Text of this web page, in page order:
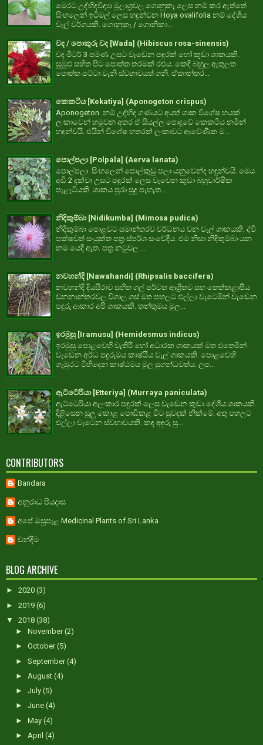
මෙරට උද්භිදවිද්‍යා මූලාශ්‍රවල ගොනුකෑ ලෙස නම් කර ඇත්තේ
සිංහලෙන් ඉටිමල් ලෙස හඳුන්වන Hoya ovalifolia නම් දේශීය
වැල් වර්ගයකි. ගොනුකෑ / ගොනිකා...
වද / පොකුරු වද [Wada] (Hibiscus rosa-sinensis)
වද මීටර් 3 පමණ උසට වැඩෙන පඳුරක් හෝ කුඩා ශාකයකි.
සුඹුළු සහිත පිට පොත්ත තරමක් රළුය. කෙඳි බහුල ඇතුලත
පොත්ත පට්ටා වැනි ස්වභාවයත් ගනී. ඒකාන්තර...
කෙකටිය [Kekatiya] (Aponogeton crispus)
Aponogeton නම් උද්භිද ගණයට අයත් ශාක විශේෂ හයක්
ලංකාවෙන් හමුවන අතර ඒ සියල්ල පොදුවේ කෙකටිය නමින්
හඳුන්වයි. එයින් විශේෂ හතරක් ලංකාවට ආවේණික ම...
පොල්පලා [Polpala] (Aerva lanata)
පොල්පලා සිංහලෙන් පොල්කුඩු පලා යනුවෙන්ද හඳුන්වයි. මෙය
අඩි 2 දක්වා උසට පඳුරක් ලෙස වැවෙන කුඩා බහුවාර්ෂික
පැළෑටියකි. ශාකය පුරා සුදු පැහැත...
නිදිකුම්බා [Nidikumba] (Mimosa pudica)
නිදිකුම්බා පොළවට සමාන්තරව වර්ධනය වන වැල් ශාකයකි. ද්වී
පක්ෂවත් සංයුක්ත පත්‍ර ස්පර්ශ සංවේදීය. එම නිසා නිදිකුම්බා යන
නම යෙදී ඇත. පත්‍ර නටුවල ...
නවහන්දි [Nawahandi] (Rhipsalis baccifera)
නවහන්දි දියසීරාව සහිත ගල් පර්වත ආශ්‍රිතව සහ තෙත්කළාපීය
වනනාන්තරවල විශාල ගස් මත පහලට එල්ලා වැටෙමින් වැඩෙන
පඳුරු ආකාර අපි ශාකයකි. තන්තුමය මූල...
ඉරමුසු [Iramusu] (Hemidesmus indicus)
ඉරමුසු පොළවෙහි වැතිරී හෝ අධාරක ශාකයක් මත එතෙමින්
වැඩෙන අර්ධ පඳුරුමය කාෂ්ඨීය වැල් ශාකයකි. පොළවෙහි
ගැඹුරට විහිදෙන කාෂ්ඨමය මුල සුගන්ධවත්ය. ලප...
ඇට්ටේරියා [Etteriya] (Murraya paniculata)
ඇට්ටෙරියා අලංකාර පඳුරක් ලෙස වැඩෙන කුඩා දේශීය ශාකයකි.
දිළිසෙන සුලු කොළ පොඩිකළ විට සුවඳක් නික්මේ. අතු පහලට
එල්ලා වැටෙන ස්වභාවයකි. කඳ අඳුරු සු...
CONTRIBUTORS
Bandara
අනුරාධ පියදාස
අපේ ඔසුපැළ Medicinal Plants of Sri Lanka
චන්දිම
BLOG ARCHIVE
► 2020 (3)
► 2019 (6)
▼ 2018 (38)
► November(2)
► October(5)
► September(4)
► August (4)
► July (5)
► June (4)
► May (4)
► April (4)